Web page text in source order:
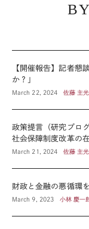
【開催報告】記者懇
か？」
March 22, 2024 佐藤 主
政策提言（研究プロ
社会保障制度改革の在
March 21, 2024 佐藤 主
財政と金融の悪循環
March 9, 2023 小林 慶一